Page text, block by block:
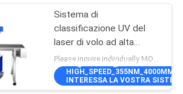
Sistema di
classificazione UV del
laser di volo ad alta
velocità di 355nm
4000mm/S
Please inquire individually MOQ:1
5W@40KHZ\"]],\"PICURL\":\"\\/
INTERESSA LA VOSTRA
VELOCIT\\U00E0 DI 355NM